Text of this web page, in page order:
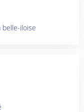
belle-iloise